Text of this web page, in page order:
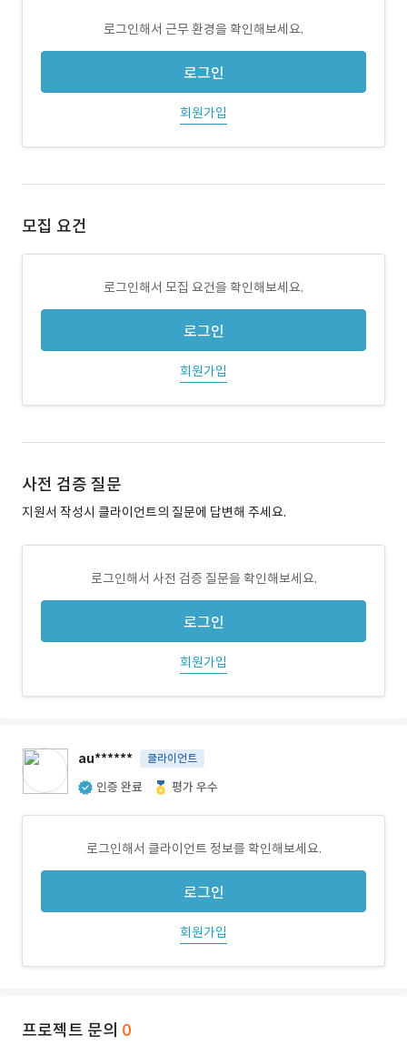
로그인해서 근무 환경을 확인해보세요.
로그인
회원가입
모집 요건
로그인해서 모집 요건을 확인해보세요.
로그인
회원가입
사전 검증 질문
지원서 작성시 클라이언트의 질문에 답변해 주세요.
로그인해서 사전 검증 질문을 확인해보세요.
로그인
회원가입
au****** 클라이언트
인증 완료 평가 우수
로그인해서 클라이언트 정보를 확인해보세요.
로그인
회원가입
프로젝트 문의 0